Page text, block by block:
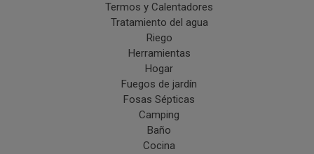
Termos y Calentadores
Tratamiento del agua
Riego
Herramientas
Hogar
Fuegos de jardín
Fosas Sépticas
Camping
Baño
Cocina